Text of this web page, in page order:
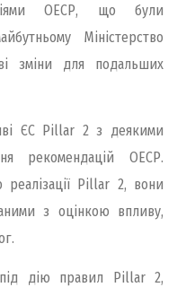
ОЕСР, що були
Міністерство
зміни для подальших
ЄС Pillar 2 з деякими
рекомендацій ОЕСР.
реалізації Pillar 2, вони
з оцінкою впливу,
дію правил Pillar 2,